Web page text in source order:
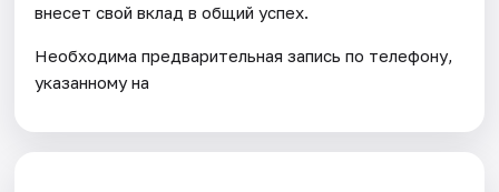
внесет свой вклад в общий успех.
Необходима предварительная запись по телефону,
указанному на